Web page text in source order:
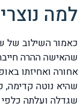
למה
כאמור השילוב של
שהאישה ההרה
אחורה ואחיזתו
שהיא נוטה
שגדלה ועלתה